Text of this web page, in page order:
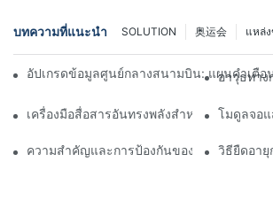
บทความที่แนะนำ แหล่
奥运会
SOLUTION
อัปเกรดข้อมูลศูนย์กลางสนามบิน: แผนคำเตื
อาวุธทาง
เครื่องมือสื่อสารอันทรงพลังสำหรับองค์กรที่ป
โมดูลจอแ
ความสำคัญและการป้องกันของบริการหลังกา
วิธียืดอายุ